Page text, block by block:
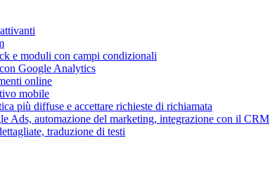
e moduli con campi condizionali
Google Analytics
online
mobile
più diffuse e accettare richieste di richiamata
Ads, automazione del marketing, integrazione con il CRM
traduzione di testi